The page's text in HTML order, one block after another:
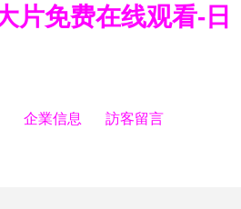
片免费在线观看-日
企業信息 訪客留言